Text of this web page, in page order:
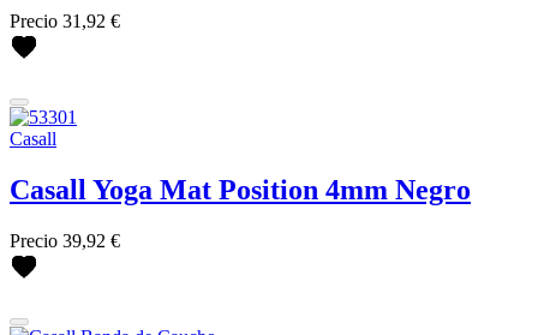
Mádara
Puori
Soleil Tourjours
Viridian Nutrition
más...
Precio
Precio 31,92 €
Casall
Casall Yoga Mat Position 4mm Negro
Precio 39,92 €